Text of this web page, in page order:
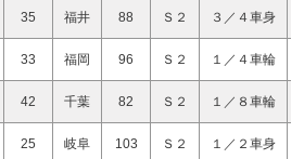
35 福井 88 Ｓ２ ３／４車身
33 福岡 96 Ｓ２ １／４車輪
42 千葉 82 Ｓ２ １／８車輪
25 岐阜 103 Ｓ２ １／２車身